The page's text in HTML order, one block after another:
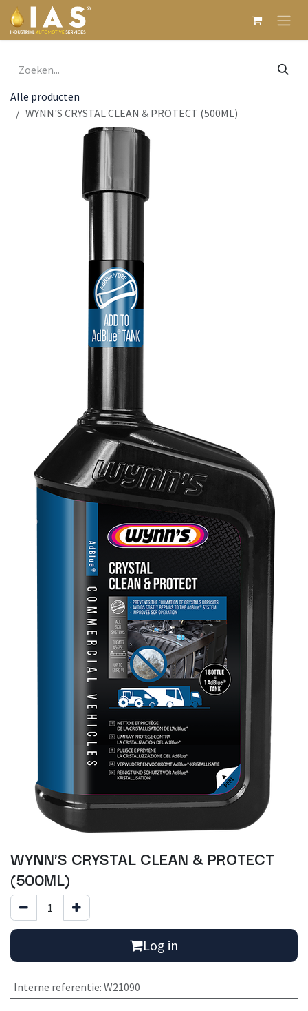
Overslaan naar inhoud
Alle producten
WYNN'S CRYSTAL CLEAN & PROTECT (500ML)
WYNN'S CRYSTAL CLEAN & PROTECT
(500ML)
Log in
Interne referentie: W21090